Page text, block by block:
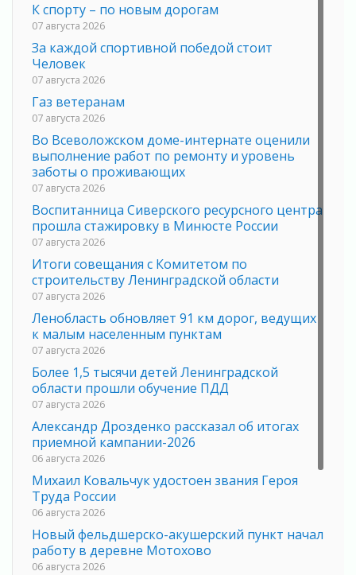
К спорту – по новым дорогам
07 августа 2026
За каждой спортивной победой стоит
Человек
07 августа 2026
Газ ветеранам
07 августа 2026
Во Всеволожском доме-интернате оценили
выполнение работ по ремонту и уровень
заботы о проживающих
07 августа 2026
Воспитанница Сиверского ресурсного центра
прошла стажировку в Минюсте России
07 августа 2026
Итоги совещания с Комитетом по
строительству Ленинградской области
07 августа 2026
Ленобласть обновляет 91 км дорог, ведущих
к малым населенным пунктам
07 августа 2026
Более 1,5 тысячи детей Ленинградской
области прошли обучение ПДД
07 августа 2026
Александр Дрозденко рассказал об итогах
приемной кампании-2026
06 августа 2026
Михаил Ковальчук удостоен звания Героя
Труда России
06 августа 2026
Новый фельдшерско-акушерский пункт начал
работу в деревне Мотохово
06 августа 2026